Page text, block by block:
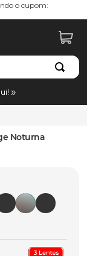
o cupom:
Noturna